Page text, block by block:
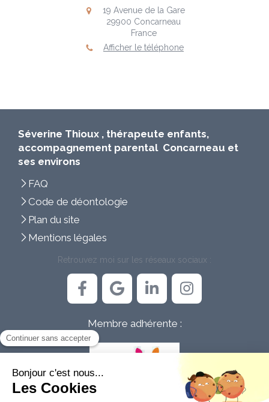
19 Avenue de la Gare
29900 Concarneau
France
Afficher le téléphone
Séverine Thioux , thérapeute enfants,
accompagnement parental Concarneau et
ses environs
FAQ
Code de déontologie
Plan du site
Mentions légales
Retrouvez moi sur les réseaux sociaux :
Membre adhérente :